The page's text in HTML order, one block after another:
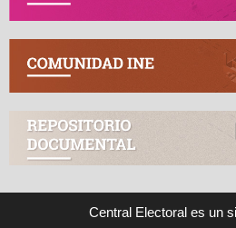
Central Electoral es un